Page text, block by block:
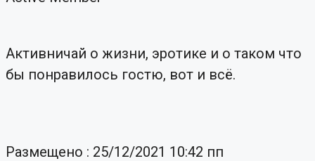
Активничай о жизни, эротике и о таком что
бы понравилось гостю, вот и всё.
Размещено : 25/12/2021 10:42 пп